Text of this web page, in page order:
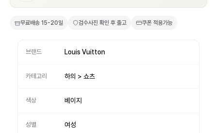
무료배송 15-20일 검수사진 확인 후 출고 쿠폰 적용가능
브랜드 Louis Vuitton
카테고리 하의 > 쇼츠
색상 베이지
성별 여성